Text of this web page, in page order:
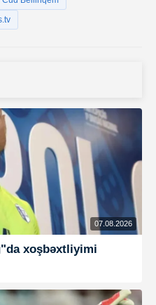
07.08.2026
xoşbəxtliyimi